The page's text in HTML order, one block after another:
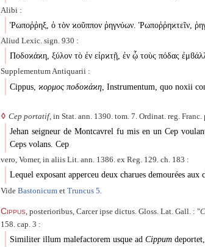
Alibi :
Ῥωποῤῥηξ, ὁ τὸν ϰοῦππον ῥηγνύων. Ῥωποῤῥηϰτεῖν,
Aliud Lexic. sign. 930 :
Ποδοϰάϰη, ξύλον τὸ ἐν εἰρϰτῇ, ἐν ᾧ τοὺς πόδας
Supplementum Antiquarii :
Cippus, ϰορμος ποδοϰάϰη, Instrumentum, quo noxii
◊ Cep portatif, in Stat. ann. 1390. tom. 7. Ordinat. reg. Franc.
Jehan seigneur de Montcavrel fu mis en un Cep
Ceps volans. Cep
vero, Vomer, in aliis Lit. ann. 1386. ex Reg. 129. ch. 183 :
Lequel exposant apperceu deux charues demourées
Vide Bastonicumet Truncus 5
Cippus , posterioribus, Carcer ipse dictus. Gloss. Lat. Gall. :
158. cap. 3 :
Similiter illum malefactorem usque ad Cippumdeportet,